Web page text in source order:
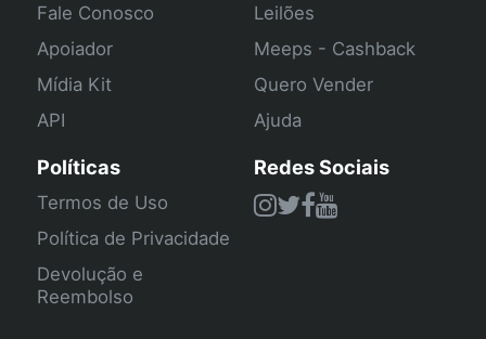
Fale Conosco
Apoiador
Mídia Kit
API
Leilões
Meeps - Cashback
Quero Vender
Ajuda
Políticas
Termos de Uso
Política de Privacidade
Devolução e
Reembolso
Redes Sociais